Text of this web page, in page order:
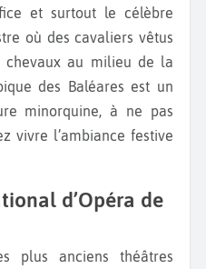
et surtout le célèbre
où des cavaliers vêtus
au milieu de la
des Baléares est un
minorquine, à ne pas
vivre l’ambiance festive